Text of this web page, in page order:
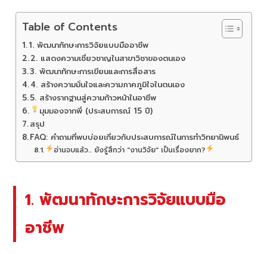
Table of Contents
1. พัฒนาทักษะการวิจัยแบบมืออาชีพ
2. แสดงความเชี่ยวชาญในสาขาวิชาของตนเอง
3. พัฒนาทักษะการเขียนและการสื่อสาร
4. สร้างความมั่นใจและความภาคภูมิใจในตนเอง
5. สร้างรากฐานสู่ความก้าวหน้าในอาชีพ
มุมมองจากพี่ (ประสบการณ์ 15 ปี)
สรุป
FAQ: คำถามที่พบบ่อยเกี่ยวกับประสบการณ์ในการทำวิทยานิพนธ์
อ่านจบแล้ว... ยังรู้สึกว่า "งานวิจัย" เป็นเรื่องยาก?
1. พัฒนาทักษะการวิจัยแบบมือ
อาชีพ